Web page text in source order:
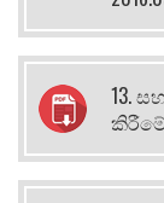
13.
කිරීමේ